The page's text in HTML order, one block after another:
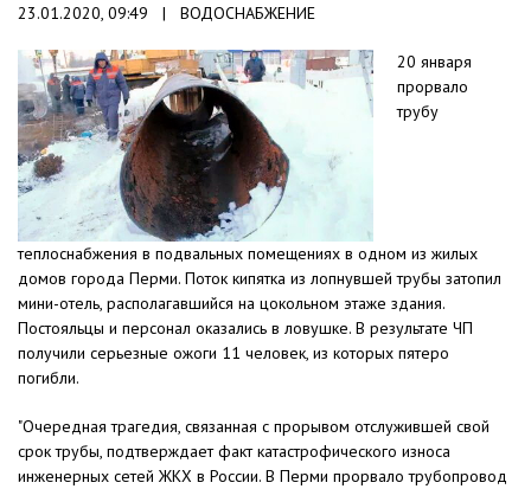
23.01.2020, 09:49 | ВОДОСНАБЖЕНИЕ
20 января
прорвало
трубу
теплоснабжения в подвальных помещениях в одном из жилых
домов города Перми. Поток кипятка из лопнувшей трубы затопил
мини-отель, располагавшийся на цокольном этаже здания.
Постояльцы и персонал оказались в ловушке. В результате ЧП
получили серьезные ожоги 11 человек, из которых пятеро
погибли.
"Очередная трагедия, связанная с прорывом отслужившей свой
срок трубы, подтверждает факт катастрофического износа
инженерных сетей ЖКХ в России. В Перми прорвало трубопровод